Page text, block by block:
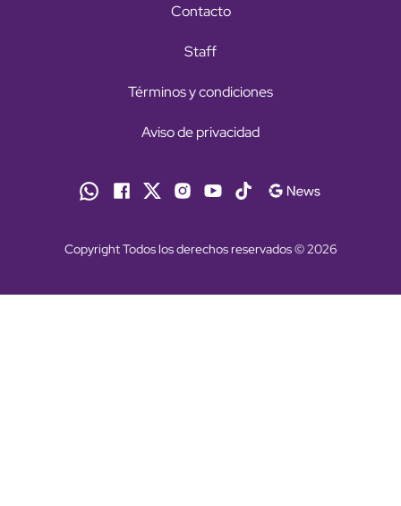
Contacto
Staff
Términos y condiciones
Aviso de privacidad
Copyright Todos los derechos reservados © 2026